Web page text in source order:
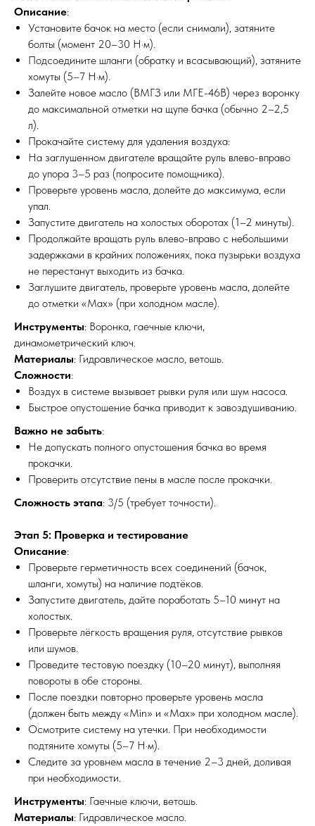
Описание:
Установите бачок на место (если снимали), затяните
болты (момент 20–30 Н·м).
Подсоедините шланги (обратку и всасывающий), затяните
хомуты (5–7 Н·м).
Залейте новое масло (ВМГЗ или МГЕ-46В) через воронку
до максимальной отметки на щупе бачка (обычно 2–2,5
л).
Прокачайте систему для удаления воздуха:
На заглушенном двигателе вращайте руль влево-вправо
до упора 3–5 раз (попросите помощника).
Проверьте уровень масла, долейте до максимума, если
упал.
Запустите двигатель на холостых оборотах (1–2 минуты).
Продолжайте вращать руль влево-вправо с небольшими
задержками в крайних положениях, пока пузырьки воздуха
не перестанут выходить из бачка.
Заглушите двигатель, проверьте уровень масла, долейте
до отметки «Max» (при холодном масле).
Инструменты: Воронка, гаечные ключи,
динамометрический ключ.
Материалы: Гидравлическое масло, ветошь.
Сложности:
Воздух в системе вызывает рывки руля или шум насоса.
Быстрое опустошение бачка приводит к завоздушиванию.
Важно не забыть:
Не допускать полного опустошения бачка во время
прокачки.
Проверить отсутствие пены в масле после прокачки.
Сложность этапа: 3/5 (требует точности).
Этап 5: Проверка и тестирование
Описание:
Проверьте герметичность всех соединений (бачок,
шланги, хомуты) на наличие подтёков.
Запустите двигатель, дайте поработать 5–10 минут на
холостых.
Проверьте лёгкость вращения руля, отсутствие рывков
или шумов.
Проведите тестовую поездку (10–20 минут), выполняя
повороты в обе стороны.
После поездки повторно проверьте уровень масла
(должен быть между «Min» и «Max» при холодном масле).
Осмотрите систему на утечки. При необходимости
подтяните хомуты (5–7 Н·м).
Следите за уровнем масла в течение 2–3 дней, доливая
при необходимости.
Инструменты: Гаечные ключи, ветошь.
Материалы: Гидравлическое масло.